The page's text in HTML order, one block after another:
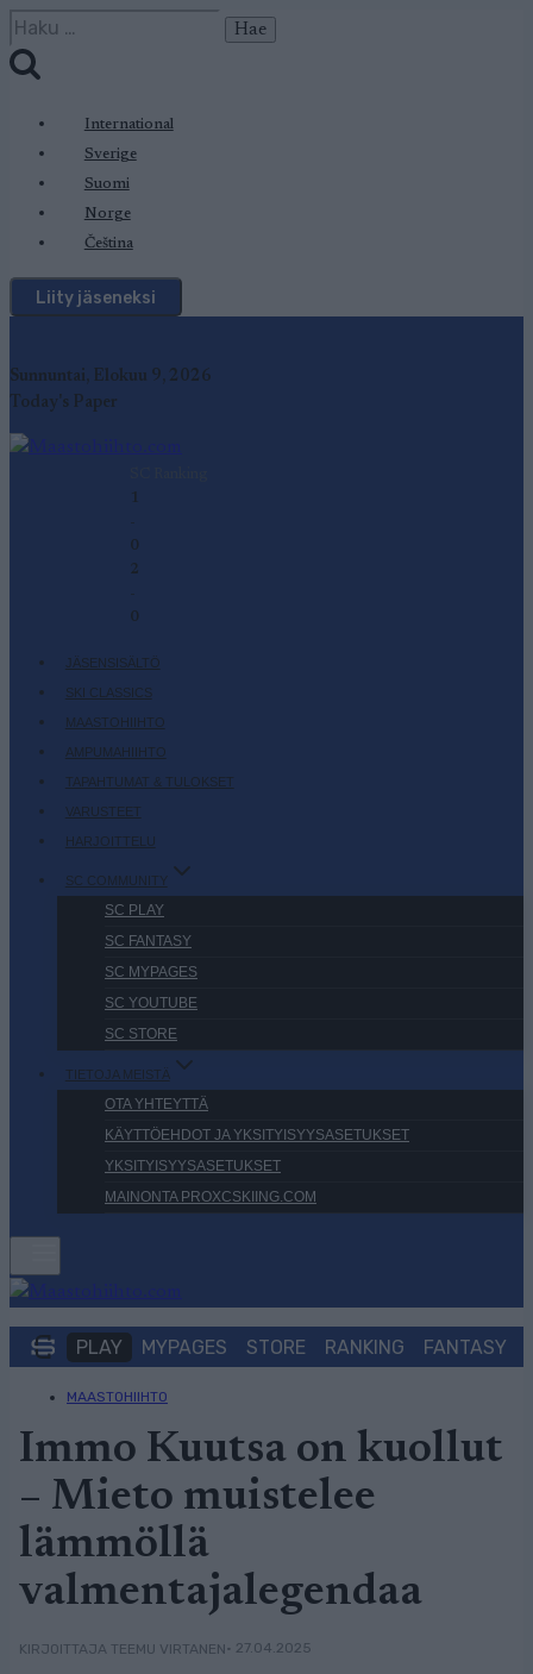
Siirry
sisältöön
Haku:
International
Sverige
Suomi
Norge
Čeština
Liity jäseneksi
Sunnuntai, Elokuu 9, 2026
Today's Paper
1
-
0
2
-
0
JÄSENSISÄLTÖ
SKI CLASSICS
MAASTOHIIHTO
AMPUMAHIIHTO
TAPAHTUMAT & TULOKSET
VARUSTEET
HARJOITTELU
SC COMMUNITY
SC PLAY
SC FANTASY
SC MYPAGES
SC YOUTUBE
SC STORE
TIETOJA MEISTÄ
OTA YHTEYTTÄ
KÄYTTÖEHDOT JA YKSITYISYYSASETUKSET
YKSITYISYYSASETUKSET
MAINONTA PROXCSKIING.COM
PLAY MYPAGES STORE RANKING FANTASY
MAASTOHIIHTO
Immo Kuutsa on kuollut
– Mieto muistelee
lämmöllä
valmentajalegendaa
KIRJOITTAJA TEEMU VIRTANEN• 27.04.2025